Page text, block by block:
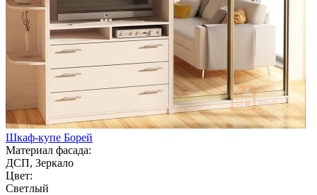
Шкаф-купе Борей
Материал фасада:
ДСП, Зеркало
Цвет:
Светлый